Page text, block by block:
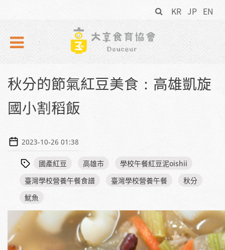
KR JP EN
搜
尋
表
秋分的節氣紅豆美食：高雄凱旋
國小割稻飯
2023-10-26 01:38
國產紅豆 高雄市
學校午餐紅豆泥oishii
臺灣學校營養午餐食譜
臺灣學校營養午餐
秋分
魷魚